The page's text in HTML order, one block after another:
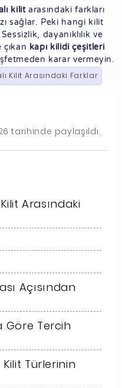
kilitarasındaki farkları
sağlar. Peki hangi kilit
dayanıklılık ve
çıkan kapı kilidi çeşitleri
karar vermeyin.
Kilit Arasındaki Farklar
tarihinde paylaşıldı.
Arasındaki
Açısından
Göre Tercih
Kilit Türlerinin